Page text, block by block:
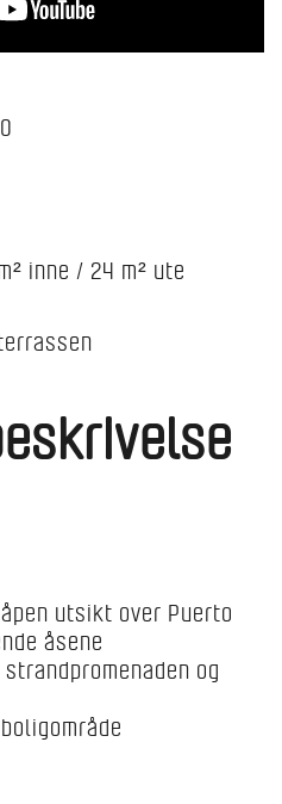
inne / 24 m² ute
utsikt over Puerto
åsene
og